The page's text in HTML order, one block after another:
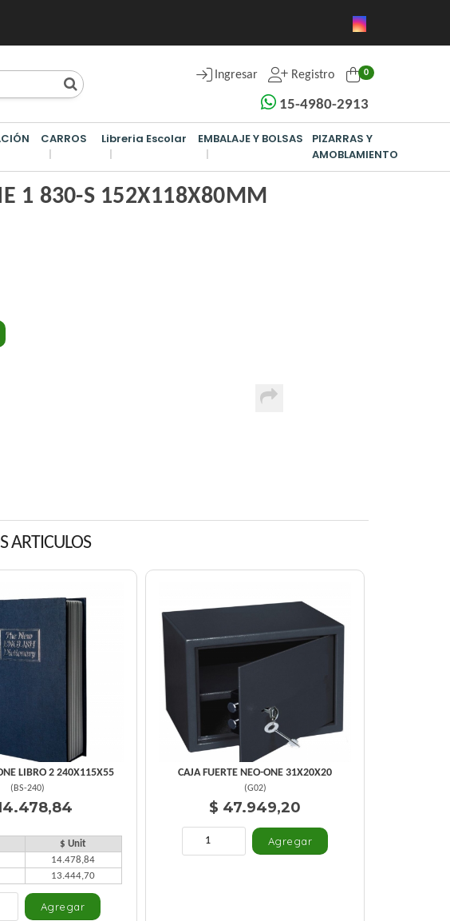
15-4980-2913
Ingresar Registro 0
CARROS Libreria Escolar EMBALAJE Y BOLSAS
PIZARRAS Y
AMOBLAMIENTO
1 830-S 152X118X80MM
ARTICULOS
LIBRO 2 240X115X55
( BS-240)
$ Unit
14.478,84
13.444,70
CAJA FUERTE NEO-ONE 31X20X20
(G02)
$ 47.949,20